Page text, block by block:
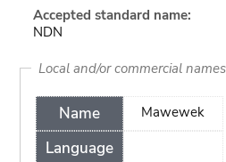
Accepted standard name:
NDN
Local and/or commercial names
Name
Language
Mawewek